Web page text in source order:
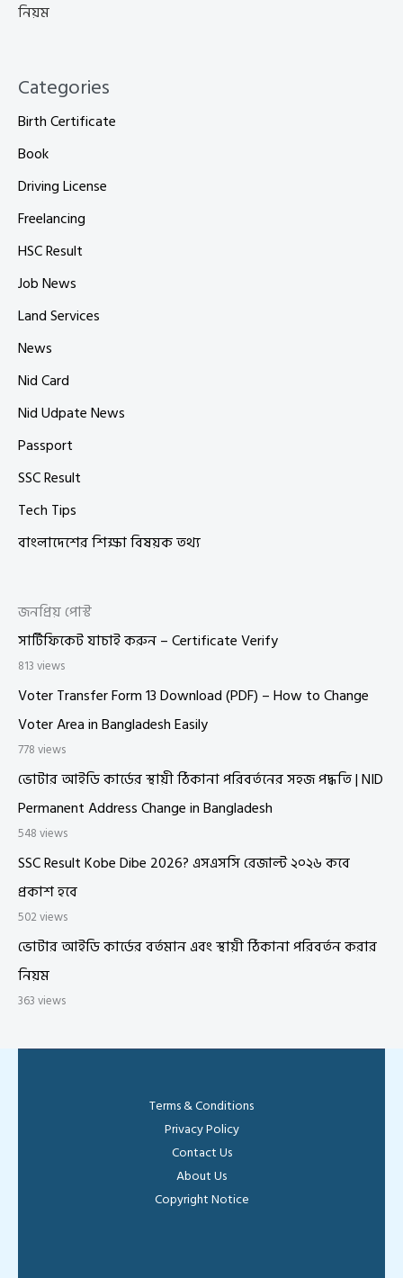
নিয়ম
Categories
Birth Certificate
Book
Driving License
Freelancing
HSC Result
Job News
Land Services
News
Nid Card
Nid Udpate News
Passport
SSC Result
Tech Tips
বাংলাদেশের শিক্ষা বিষয়ক তথ্য
জনপ্রিয় পোস্ট
সার্টিফিকেট যাচাই করুন – Certificate Verify
813 views
Voter Transfer Form 13 Download (PDF) – How to Change
Voter Area in Bangladesh Easily
778 views
ভোটার আইডি কার্ডের স্থায়ী ঠিকানা পরিবর্তনের সহজ পদ্ধতি | NID
Permanent Address Change in Bangladesh
548 views
SSC Result Kobe Dibe 2026? এসএসসি রেজাল্ট ২০২৬ কবে
প্রকাশ হবে
502 views
ভোটার আইডি কার্ডের বর্তমান এবং স্থায়ী ঠিকানা পরিবর্তন করার
নিয়ম
363 views
Terms & Conditions
Privacy Policy
Contact Us
About Us
Copyright Notice